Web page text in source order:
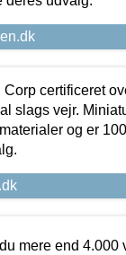
Corp certificeret
slags vejr.
og er
mere end 4.000